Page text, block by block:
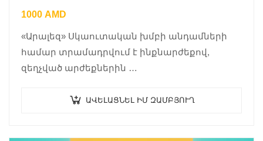
1000 AMD
«Արալեզ» Սկաուտական խմբի անդամների
համար տրամադրվում է ինքնարժեքով,
զեղչված արժեքներին …
ԱՎԵԼԱՑՆԵԼ ԻՄ ԶԱՄԲՅՈՒՂ